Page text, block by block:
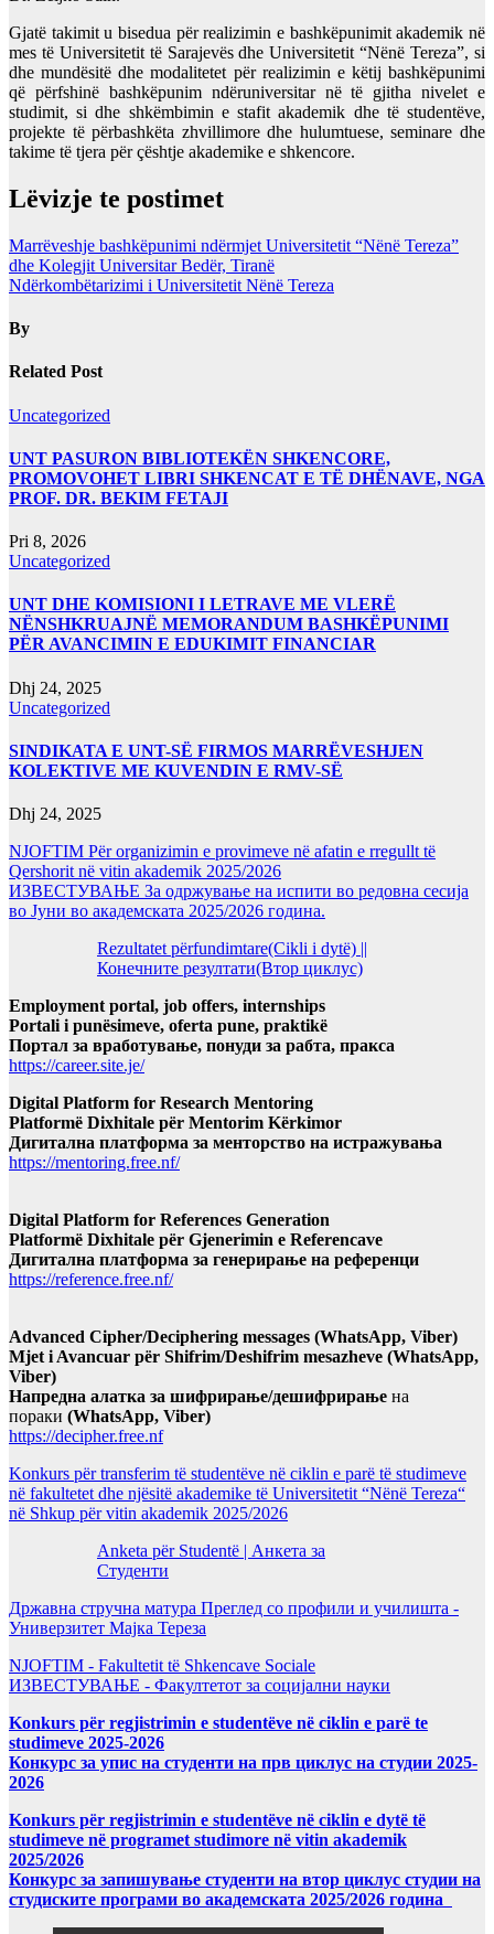
Gjatë takimit u bisedua për realizimin e bashkëpunimit akademik në
mes të Universitetit të Sarajevës dhe Universitetit “Nënë Tereza”, si
dhe mundësitë dhe modalitetet për realizimin e këtij bashkëpunimi
që përfshinë bashkëpunim ndëruniversitar në të gjitha nivelet e
studimit, si dhe shkëmbimin e stafit akademik dhe të studentëve,
projekte të përbashkëta zhvillimore dhe hulumtuese, seminare dhe
takime të tjera për çështje akademike e shkencore.
Lëvizje te postimet
Marrëveshje bashkëpunimi ndërmjet Universitetit “Nënë Tereza”
dhe Kolegjit Universitar Bedër, Tiranë
Ndërkombëtarizimi i Universitetit Nënë Tereza
By
Related Post
Uncategorized
UNT PASURON BIBLIOTEKËN SHKENCORE,
PROMOVOHET LIBRI SHKENCAT E TË DHËNAVE, NGA
PROF. DR. BEKIM FETAJI
Pri 8, 2026
Uncategorized
UNT DHE KOMISIONI I LETRAVE ME VLERË
NËNSHKRUAJNË MEMORANDUM BASHKËPUNIMI
PËR AVANCIMIN E EDUKIMIT FINANCIAR
Dhj 24, 2025
Uncategorized
SINDIKATA E UNT-SË FIRMOS MARRËVESHJEN
KOLEKTIVE ME KUVENDIN E RMV-SË
Dhj 24, 2025
NJOFTIM Për organizimin e provimeve në afatin e rregullt të
Qershorit në vitin akademik 2025/2026
ИЗВЕСТУВАЊЕ За одржување на испити во редовна сесија
во Јуни во академската 2025/2026 година.
Rezultatet përfundimtare(Cikli i dytë) ||
Конечните резултати(Втор циклус)
Employment portal, job offers, internships
Portali i punësimeve, oferta pune, praktikë
Портал за вработување, понуди за рабта, пракса
https://career.site.je/
Digital Platform for Research Mentoring
Platformë Dixhitale për Mentorim Kërkimor
Дигитална платформа за менторство на истражувања
https://mentoring.free.nf/
Digital Platform for References Generation
Platformë Dixhitale për Gjenerimin e Referencave
Дигитална платформа за генерирање на референци
https://reference.free.nf/
Advanced Cipher/Deciphering messages (WhatsApp, Viber)
Mjet i Avancuar për Shifrim/Deshifrim mesazheve (WhatsApp,
Viber)
Напредна алатка за шифрирање/дешифрирање на
пораки (WhatsApp, Viber)
https://decipher.free.nf
Konkurs për transferim të studentëve në ciklin e parë të studimeve
në fakultetet dhe njësitë akademike të Universitetit “Nënë Tereza“
në Shkup për vitin akademik 2025/2026
Anketa për Studentë | Анкета за
Студенти
Државна стручна матура Преглед со профили и училишта -
Универзитет Мајка Тереза
NJOFTIM - Fakultetit të Shkencave Sociale
ИЗВЕСТУВАЊЕ - Факултетот за социјални науки
Konkurs për regjistrimin e studentëve në ciklin e parë te
studimeve 2025-2026
Конкурс за упис на студенти на прв циклус на студии 2025-
2026
Konkurs për regjistrimin e studentëve në ciklin e dytë të
studimeve në programet studimore në vitin akademik
2025/2026
Конкурс за запишување студенти на втор циклус студии на
студиските програми во академската 2025/2026 година